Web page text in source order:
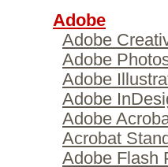
Adobe
Adobe
Adobe
Adobe
Adobe
Adobe
Acrobat
Adobe Flash